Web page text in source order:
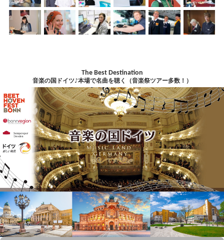
The Best Destination
音楽の国ドイツ♪本場で名曲を聴く（音楽祭ツアー多数！）